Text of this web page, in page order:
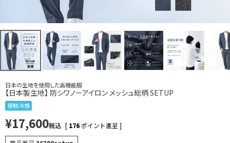
日本の生地を使用した高機能服
【日本製生地】 防シワノーアイロン メッシュ総柄 SETUP
接触冷感
¥17,600税込 [ 176ポイント進呈 ]
M
カートに入れる
L カートに入れる
LL カートに入れる